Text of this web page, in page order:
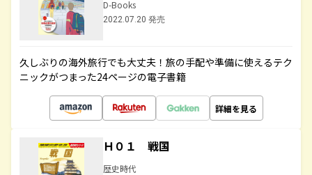
D-Books
2022.07.20 発売
久しぶりの海外旅行でも大丈夫！旅の手配や準備に使えるテク
ニックがつまった24ページの電子書籍
詳細を見る
Ｈ０１ 戦国
歴史時代